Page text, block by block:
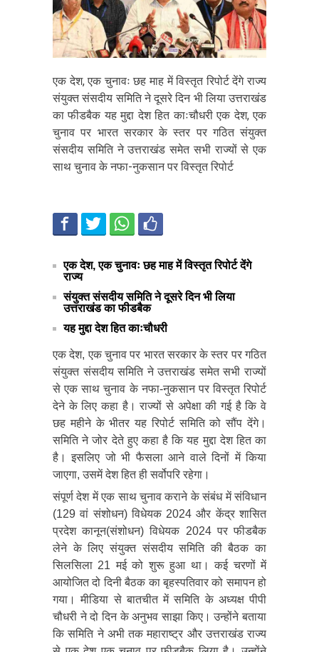
एक देश, एक चुनावः छह माह में विस्तृत रिपोर्ट देंगे राज्य
संयुक्त संसदीय समिति ने दूसरे दिन भी लिया उत्तराखंड
का फीडबैक यह मुद्दा देश हित काःचौधरी एक देश, एक
चुनाव पर भारत सरकार के स्तर पर गठित संयुक्त
संसदीय समिति ने उत्तराखंड समेत सभी राज्यों से एक
साथ चुनाव के नफा-नुकसान पर विस्तृत रिपोर्ट
एक देश, एक चुनावः छह माह में विस्तृत रिपोर्ट देंगे
राज्य
संयुक्त संसदीय समिति ने दूसरे दिन भी लिया
उत्तराखंड का फीडबैक
यह मुद्दा देश हित काःचौधरी
एक देश, एक चुनाव पर भारत सरकार के स्तर पर गठित
संयुक्त संसदीय समिति ने उत्तराखंड समेत सभी राज्यों
से एक साथ चुनाव के नफा-नुकसान पर विस्तृत रिपोर्ट
देने के लिए कहा है। राज्यों से अपेक्षा की गई है कि वे
छह महीने के भीतर यह रिपोर्ट समिति को सौंप देंगे।
समिति ने जोर देते हुए कहा है कि यह मुद्दा देश हित का
है। इसलिए जो भी फैसला आने वाले दिनों में किया
जाएगा, उसमें देश हित ही सर्वोपरि रहेगा।
संपूर्ण देश में एक साथ चुनाव कराने के संबंध में संविधान
(129 वां संशोधन) विधेयक 2024 और केंद्र शासित
प्रदेश कानून(संशोधन) विधेयक 2024 पर फीडबैक
लेने के लिए संयुक्त संसदीय समिति की बैठक का
सिलसिला 21 मई को शुरू हुआ था। कई चरणों में
आयोजित दो दिनी बैठक का बृहस्पतिवार को समापन हो
गया। मीडिया से बातचीत में समिति के अध्यक्ष पीपी
चौधरी ने दो दिन के अनुभव साझा किए। उन्होंने बताया
कि समिति ने अभी तक महाराष्ट्र और उत्तराखंड राज्य